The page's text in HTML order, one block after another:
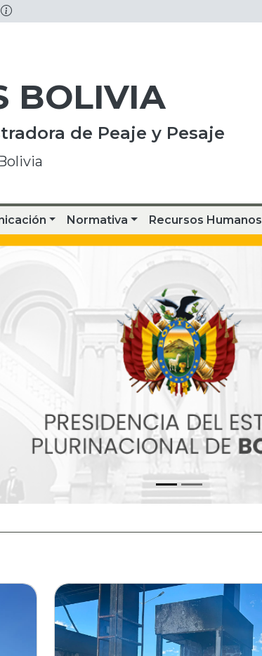
BOLIVIA
de Peaje y Pesaje
Normativa Recursos Humanos